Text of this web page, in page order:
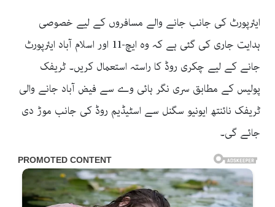
ایئرپورٹ کی جانب جانے والے مسافروں کے لیے خصوصی
ہدایت جاری کی گئی ہے کہ وہ ایچ-11 اور اسلام آباد ایئرپورٹ
جانے کے لیے چکری روڈ کا راستہ استعمال کریں۔ ٹریفک
پولیس کے مطابق سری نگر ہائی وے سے فیض آباد جانے والی
ٹریفک نائنتھ ایونیو سگنل سے اسٹیڈیم روڈ کی جانب موڑ دی
جائے گی۔